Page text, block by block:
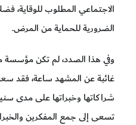
الاجتماعي المطلوب للوقاية،
الضرورية للحماية من المرض.
وفي هذا الصدد، لم تكن
غائبة عن المشهد ساعة، فقد
شراكاتها وخبراتها على مدى
تسعى إلى جمع المفكرين